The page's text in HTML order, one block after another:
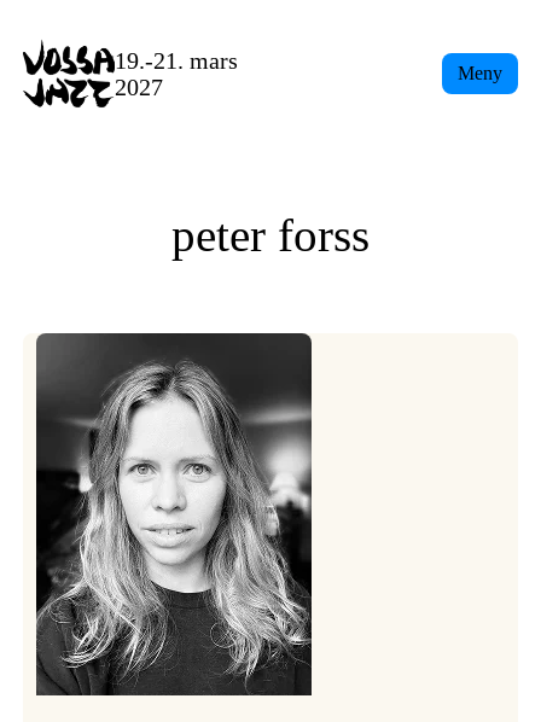
content
19.-21. mars
2027
Meny
peter forss